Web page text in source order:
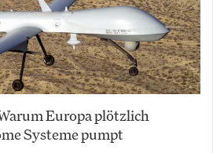
Europa plötzlich
Systeme pumpt